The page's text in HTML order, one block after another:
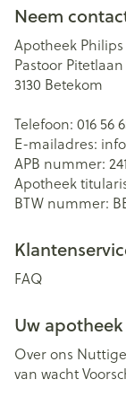
Neem
Apotheek Philips
Pastoor Pitetlaan
3130 Betekom
Telefoon: 016 56
E-mailadres:
APB nummer:
Apotheek
BTW nummer:
FAQ
Uw apotheek
Over ons
van wacht